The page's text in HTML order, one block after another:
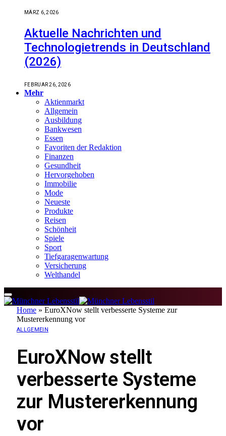
MÄRZ 6, 2026
Aktuelle Nachrichten und
Technologietrends in Deutschland
(2026)
FEBRUAR 26, 2026
Mehr
Aktienmarkt
Allgemein
Ausbildung
Bankwesen
Essen
Favoriten der Redaktion
Finanzen
Gesundheit
Hervorgehoben
Immobilie
Mode
Neueste
Produkte
Reisen
Schönheit
Spiele
Sport
Tiefgaragenwartung
Versicherung
Welthandel
Home » EuroXNow stellt verbesserte Systeme zur
Mustererkennung vor
ALLGEMEIN
EuroXNow stellt
verbesserte Systeme
zur Mustererkennung
vor